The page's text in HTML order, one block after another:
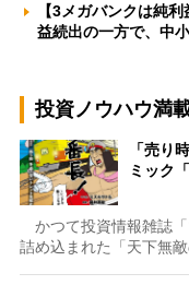
【3メガバンクは純
益続出の一方で、中
投資ノウハウ満
「売り
ミック
かつて投資情報雑誌
詰め込まれた「天下無